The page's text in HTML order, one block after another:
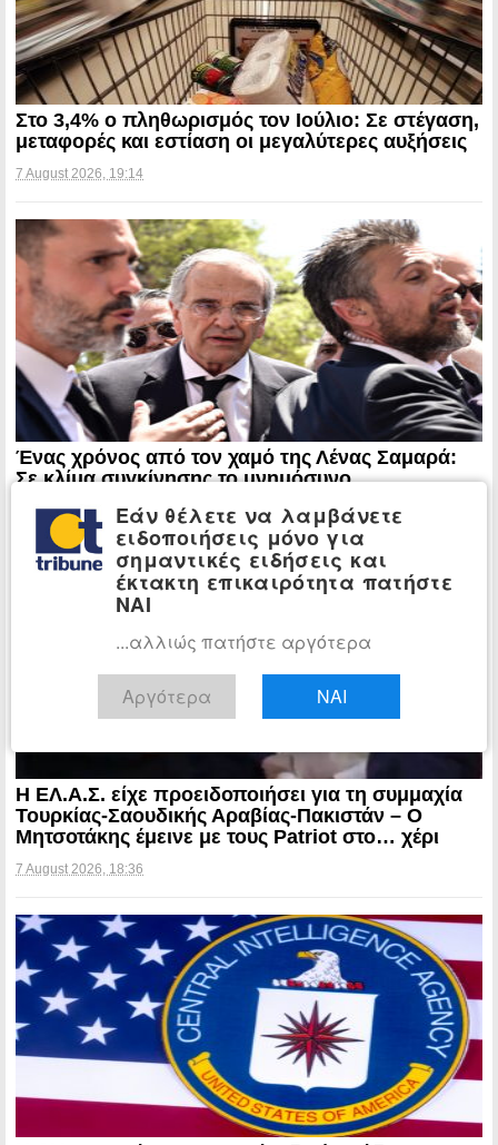
Στο 3,4% ο πληθωρισμός τον Ιούλιο: Σε στέγαση,
μεταφορές και εστίαση οι μεγαλύτερες αυξήσεις
7 August 2026, 19:14
Ένας χρόνος από τον χαμό της Λένας Σαμαρά:
Σε κλίμα συγκίνησης το μνημόσυνο
7 August 2026, 19:06
Η ΕΛ.Α.Σ. είχε προειδοποιήσει για τη συμμαχία
Τουρκίας-Σαουδικής Αραβίας-Πακιστάν – Ο
Μητσοτάκης έμεινε με τους Patriot στο… χέρι
7 August 2026, 18:36
Εάν θέλετε να λαμβάνετε
ειδοποιήσεις μόνο για
σημαντικές ειδήσεις και
έκτακτη επικαιρότητα πατήστε
ΝΑΙ
...αλλιώς πατήστε αργότερα
Αργότερα ΝΑΙ